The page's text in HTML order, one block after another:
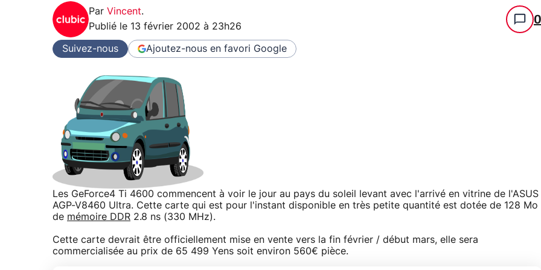
Par Vincent.
Publié le 13 février 2002 à 23h26 0
Suivez-nous Ajoutez-nous en favori Google
Les GeForce4 Ti 4600 commencent à voir le jour au pays du soleil levant avec l'arrivé en vitrine de l'ASUS
AGP-V8460 Ultra. Cette carte qui est pour l'instant disponible en très petite quantité est dotée de 128 Mo
de mémoire DDR 2.8 ns (330 MHz).
Cette carte devrait être officiellement mise en vente vers la fin février / début mars, elle sera
commercialisée au prix de 65 499 Yens soit environ 560€ pièce.